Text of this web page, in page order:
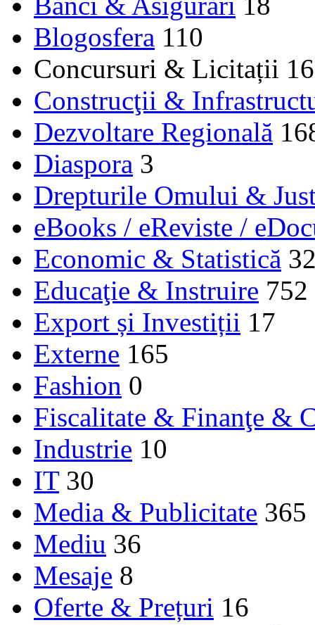
Blogosfera 110
Concursuri & Licitații 16
Construcţii &
Dezvoltare Regională
Diaspora 3
Drepturile Omului &
eBooks / eReviste /
Economic & Statistică
Educaţie & Instruire 752
Export și Investiții 17
Externe 165
Fashion 0
Fiscalitate & Finanţe &
Industrie 10
IT 30
Media & Publicitate 365
Mediu 36
Mesaje 8
Oferte & Prețuri 16